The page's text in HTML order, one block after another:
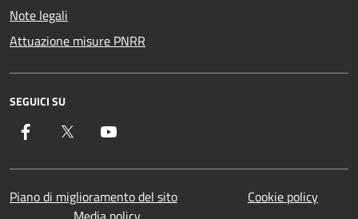
Note legali
Attuazione misure PNRR
SEGUICI SU
Facebook Twitter
Piano di miglioramento del sito
Cookie policy